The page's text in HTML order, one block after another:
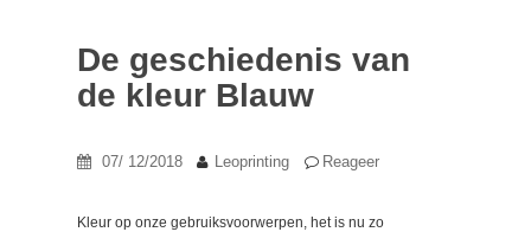
De geschiedenis van
de kleur Blauw
07/ 12/2018 Leoprinting Reageer
Kleur op onze gebruiksvoorwerpen, het is nu zo